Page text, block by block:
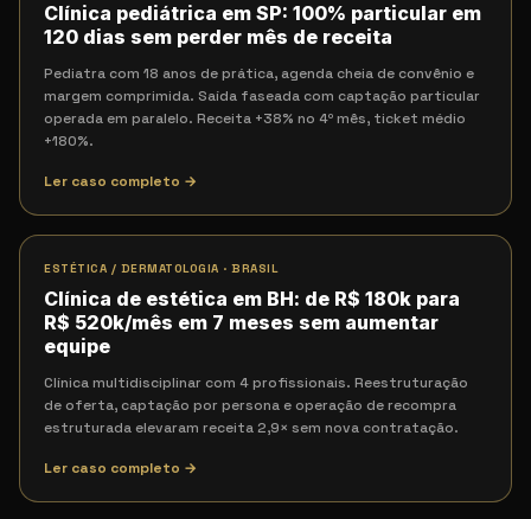
Clínica pediátrica em SP: 100% particular em
120 dias sem perder mês de receita
Pediatra com 18 anos de prática, agenda cheia de convênio e
margem comprimida. Saída faseada com captação particular
operada em paralelo. Receita +38% no 4º mês, ticket médio
+180%.
Ler caso completo →
ESTÉTICA / DERMATOLOGIA · BRASIL
Clínica de estética em BH: de R$ 180k para
R$ 520k/mês em 7 meses sem aumentar
equipe
Clínica multidisciplinar com 4 profissionais. Reestruturação
de oferta, captação por persona e operação de recompra
estruturada elevaram receita 2,9× sem nova contratação.
Ler caso completo →